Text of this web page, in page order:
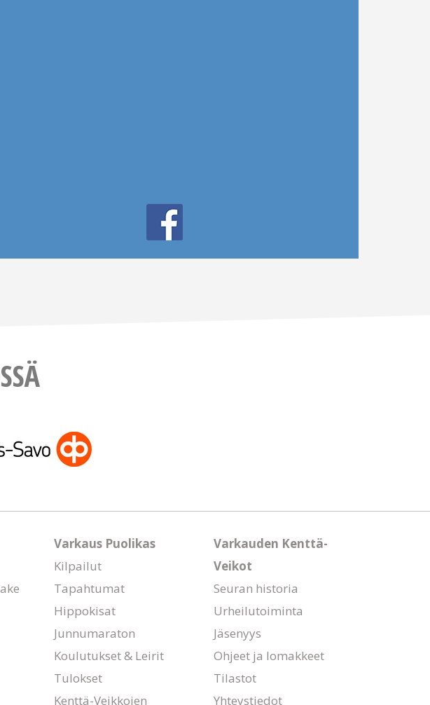
Varkaus Puolikas
Kilpailut
Tapahtumat
Hippokisat
Junnumaraton
Koulutukset & Leirit
Tulokset
Kenttä-Veikkojen
Varkauden Kenttä-
Veikot
Seuran historia
Urheilutoiminta
Jäsenyys
Ohjeet ja lomakkeet
Tilastot
Yhteystiedot